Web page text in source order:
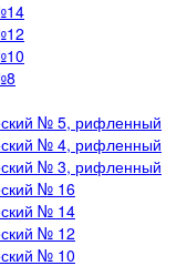
№ 5, рифленный
№ 4, рифленный
№ 3, рифленный
№ 16
№ 14
№ 12
№ 10